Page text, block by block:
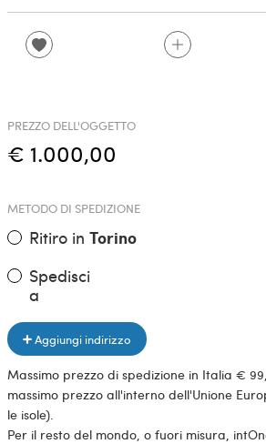
PREZZO DELL'OGGETTO
€ 1.000,00
METODO DI SPEDIZIONE
Ritiro in Torino
Spedisci
a
Aggiungi indirizzo
Massimo prezzo di spedizione in Italia €
massimo prezzo all'interno dell'Unione
le isole).
Per il resto del mondo, o fuori misura,